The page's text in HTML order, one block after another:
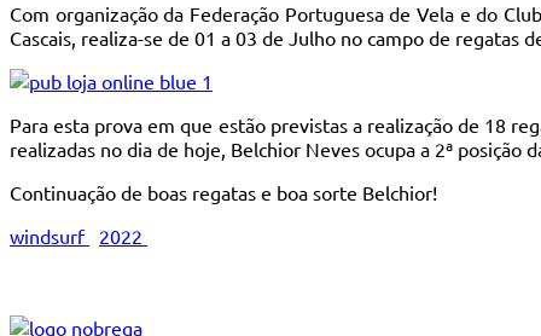
Com organização da Federação Portuguesa de Vela e do
Cascais, realiza-se de 01 a 03 de Julho no campo de regatas
Para esta prova em que estão previstas a realização de 18
realizadas no dia de hoje, Belchior Neves ocupa a 2ª posição
Continuação de boas regatas e boa sorte Belchior!
windsurf 2022